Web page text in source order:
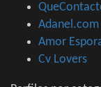
Adanel.com
Amor
Cv Lovers